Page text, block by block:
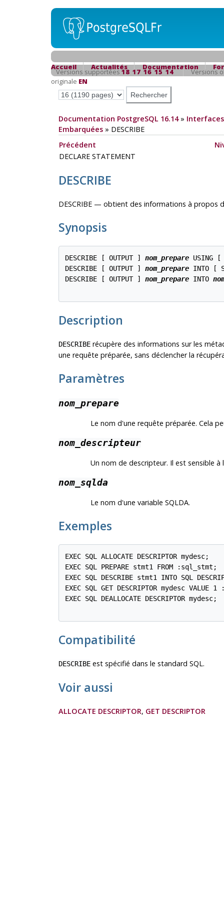
Accueil Actualités Documentation
Versions supportées18 17 16 15 14
Versions
originale EN
Documentation PostgreSQL 16.14»
Embarquées» DESCRIBE
Précédent
DECLARE STATEMENT
DESCRIBE
DESCRIBE — obtient des informations à propos
Synopsis
DESCRIBE [ OUTPUT ] nom_prepare USING [
DESCRIBE [ OUTPUT ] nom_prepare INTO [
DESCRIBE [ OUTPUT ] nom_prepare INTO
Description
DESCRIBErécupère des informations sur les
une requête préparée, sans déclencher la
Paramètres
nom_prepare
Le nom d'une requête préparée. Cela
nom_descripteur
Un nom de descripteur. Il est sensible
nom_sqlda
Le nom d'une variable SQLDA.
Exemples
EXEC SQL ALLOCATE DESCRIPTOR mydesc;
EXEC SQL PREPARE stmt1 FROM :sql_stmt;
EXEC SQL DESCRIBE stmt1 INTO SQL
EXEC SQL GET DESCRIPTOR mydesc VALUE
EXEC SQL DEALLOCATE DESCRIPTOR mydesc;
Compatibilité
DESCRIBEest spécifié dans le standard SQL.
Voir aussi
ALLOCATE DESCRIPTOR, GET DESCRIPTOR